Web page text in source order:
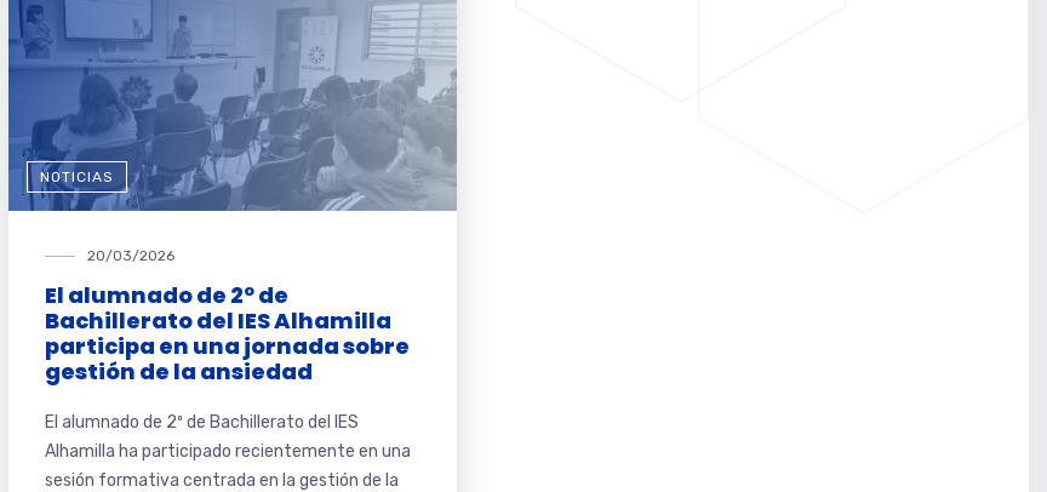
NOTICIAS
20/03/2026
El alumnado de 2º de
Bachillerato del IES Alhamilla
participa en una jornada sobre
gestión de la ansiedad
El alumnado de 2º de Bachillerato del IES
Alhamilla ha participado recientemente en una
sesión formativa centrada en la gestión de la